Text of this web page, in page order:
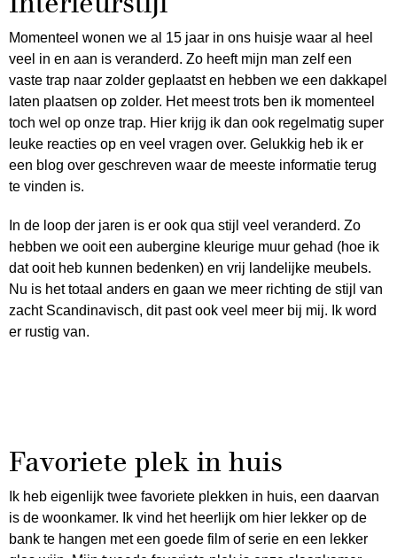
Momenteel wonen we al 15 jaar in ons huisje waar al heel
veel in en aan is veranderd. Zo heeft mijn man zelf een
vaste trap naar zolder geplaatst en hebben we een dakkapel
laten plaatsen op zolder. Het meest trots ben ik momenteel
toch wel op onze trap. Hier krijg ik dan ook regelmatig super
leuke reacties op en veel vragen over. Gelukkig heb ik er
een blog over geschreven waar de meeste informatie terug
te vinden is.
In de loop der jaren is er ook qua stijl veel veranderd. Zo
hebben we ooit een aubergine kleurige muur gehad (hoe ik
dat ooit heb kunnen bedenken) en vrij landelijke meubels.
Nu is het totaal anders en gaan we meer richting de stijl van
zacht Scandinavisch, dit past ook veel meer bij mij. Ik word
er rustig van.
Favoriete plek in huis
Ik heb eigenlijk twee favoriete plekken in huis, een daarvan
is de woonkamer. Ik vind het heerlijk om hier lekker op de
bank te hangen met een goede film of serie en een lekker